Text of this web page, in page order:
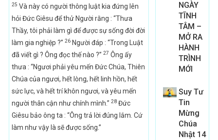
25 Và này có người thông luật kia đứng lên
hỏi Đức Giêsu để thử Người rằng : “Thưa
Thầy, tôi phải làm gì để được sự sống đời đời
làm gia nghiệp ?” 26Người đáp : “Trong Luật
đã viết gì ? Ông đọc thế nào ?” 27 Ông ấy
thưa : “Ngươi phải yêu mến Đức Chúa, Thiên
Chúa của ngươi, hết lòng, hết linh hồn, hết
sức lực, và hết trí khôn ngươi, và yêu mến
người thân cận như chính mình.” 28Đức
Giêsu bảo ông ta : “Ông trả lời đúng lắm. Cứ
làm như vậy là sẽ được sống.”
NGÀY
TĨNH
TÂM –
MỞ RA
HÀNH
TRÌNH
MỚI
Suy Tư
Tin
Mừng
Chúa
Nhật 14